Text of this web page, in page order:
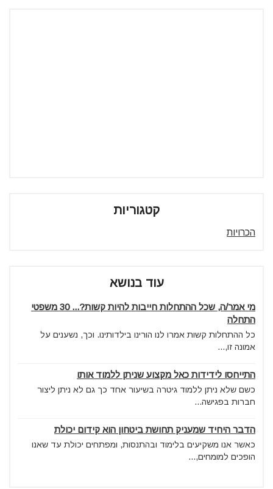
קטגוריות
הכרויות
עוד בנושא
מי אמר/ה, שכל ההתחלות חייבות להיות קשות?... 30 משפטי
התחלה
כל ההתחלות קשות אמרו לנו הורינו בילדותינו. וכך, נשענים על
אמונה זו,...
התייחסו לידידות כאל מקצוע שניתן ללמוד אותו
כשם שלא ניתן ללמוד גיטרה בשיעור אחד כך גם לא ניתן ליצור
חברות בפגישה...
הדבר היחיד שמעניק תחושת ביטחון הוא קידום יכולת
כאשר אנו משקיעים בלימוד ובהתנסות, ומפתחים יכולת עד שאנו
הופכים למומחים,...